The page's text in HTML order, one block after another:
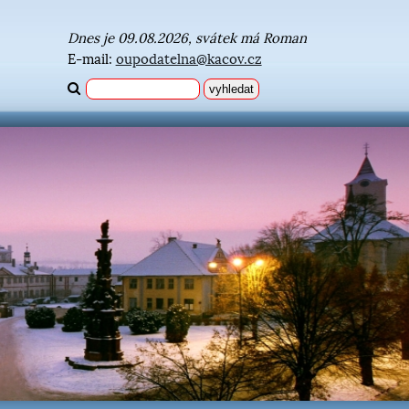
Dnes je 09.08.2026, svátek má Roman
E-mail: oupodatelna@kacov.cz